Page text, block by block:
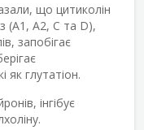
що цитиколін
(А1, А2, С та D),
запобігає
як глутатіон.
інгібує